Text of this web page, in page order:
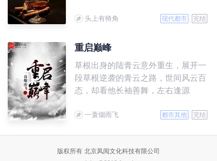
们是一群只要出手，就绝不会让你翻
人。 他们是一个特殊的群体，
没了的摄像机。一团和气下面，藏着
多少永不见天日的秘密。行政夹克里
面，又包裹着多少颗激流暗涌的心。
揭开他们神秘的面纱。
头上有犄角 现代都市 完结
重启巅峰
草根出身的陆青云意外重生，展开一
段草根逆袭的青云之路，世间风云百
态，却看他长袖善舞，左右逢源
一蓑烟雨飞 都市其他 完结
版权所有 北京凤阅文化科技有限公司